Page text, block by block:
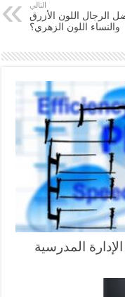
التالي
الرجال اللون الأزرق
والنساء اللون الزهري؟
المدرسية